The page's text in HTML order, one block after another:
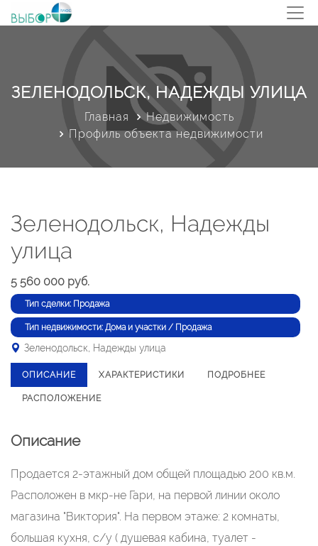
ЗЕЛЕНОДОЛЬСК, НАДЕЖДЫ УЛИЦА
Главная
Недвижимость
Профиль объекта недвижимости
Зеленодольск, Надежды
улица
5 560 000 руб.
Тип сделки: Продажа
Тип недвижимости: Дома и участки / Продажа
Зеленодольск, Надежды улица
ОПИСАНИЕ ХАРАКТЕРИСТИКИ ПОДРОБНЕЕ
РАСПОЛОЖЕНИЕ
Описание
Продается 2-этажный дом общей площадью 200 кв.м.
Расположен в мкр-не Гари, на первой линии около
магазина "Виктория". На первом этаже: 2 комнаты,
большая кухня, с/у ( душевая кабина, туалет -